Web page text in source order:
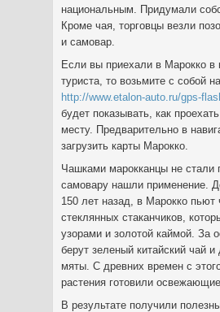
национальным. Придумали
Кроме чая, торговцы везли
и самовар.
Если вы приехали в Марокко в
туриста, то возьмите с собой
http://www.etalon-auto.ru/gps-
будет показывать, как
месту. Предварительно в
загрузить карты Марокко.
Чашками марокканцы не стали
самовару нашли применение.
150 лет назад, в Марокко пьют
стеклянных стаканчиков,
узорами и золотой каймой. За
берут зеленый китайский чай
мяты. С древних времен с
растения готовили
В результате получили